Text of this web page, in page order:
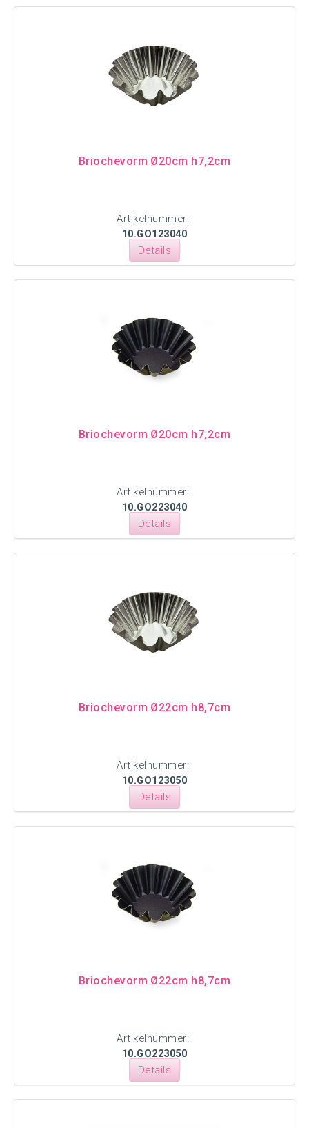
Briochevorm Ø20cm h7,2cm
Artikelnummer:
10.GO123040
Details
Briochevorm Ø20cm h7,2cm
Artikelnummer:
10.GO223040
Details
Briochevorm Ø22cm h8,7cm
Artikelnummer:
10.GO123050
Details
Briochevorm Ø22cm h8,7cm
Artikelnummer:
10.GO223050
Details